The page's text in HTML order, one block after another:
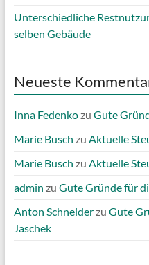
Unterschiedliche
selben Gebäude
Neueste
Inna Fedenkozu Gute
Marie Busch zu Aktuelle
Marie Busch zu Aktuelle
admin zu Gute Gründe für
Anton Schneiderzu Gute
Jaschek